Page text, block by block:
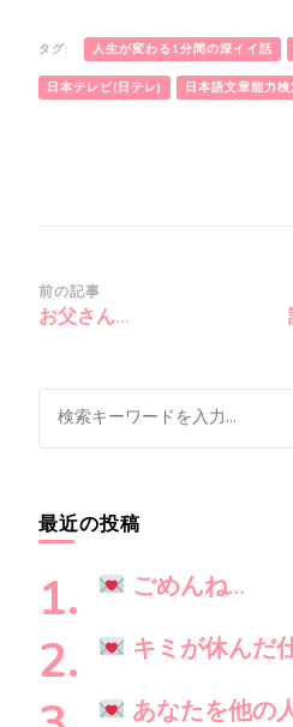
タグ: 人生が変わる1分間の深イイ話
日本テレビ(日テレ) 日本語文章能力
投
稿
ビ
ゲ
ョ
前の記事
お父さん…
な
に
お
探
し
で
す
か
?
最近の投稿
ごめんね…
キミが休んだ
あなたを他の